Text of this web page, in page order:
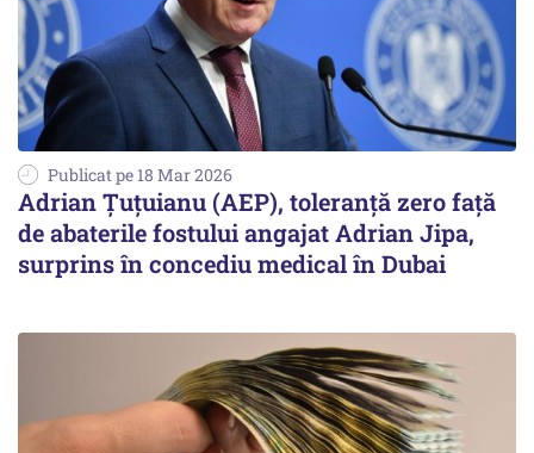
Publicat pe 18 Mar 2026
Adrian Țuțuianu (AEP), toleranță zero față
de abaterile fostului angajat Adrian Jipa,
surprins în concediu medical în Dubai